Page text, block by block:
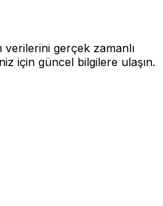
gerçek zamanlı
için güncel bilgilere ulaşın.